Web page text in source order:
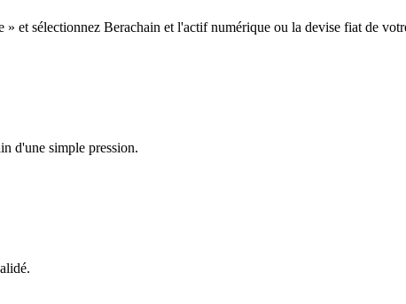
et sélectionnez Berachain et l'actif numérique ou la devise fiat de
d'une simple pression.